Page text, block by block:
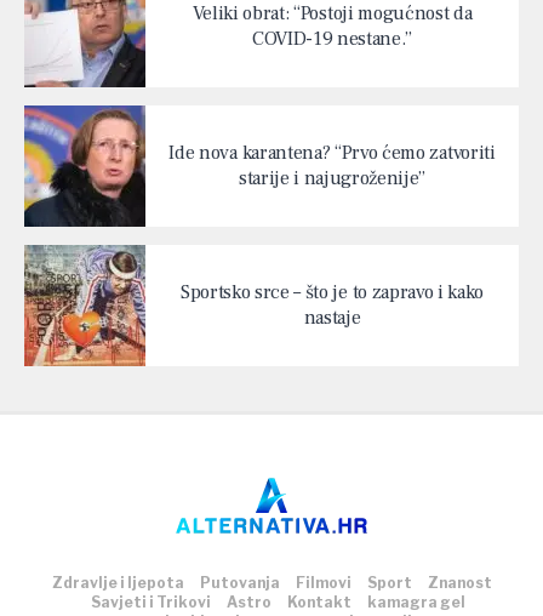
Veliki obrat: “Postoji mogućnost da
COVID-19 nestane.”
Ide nova karantena? “Prvo ćemo zatvoriti
starije i najugroženije”
Sportsko srce – što je to zapravo i kako
nastaje
Zdravlje i ljepota Putovanja Filmovi Sport
Znanost
Savjeti i Trikovi
Astro Kontakt
kamagra gel